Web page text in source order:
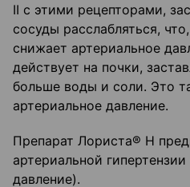
II с этими рецепторами,
сосуды расслабляться,
снижает артериальное
действует на почки,
больше воды и соли. Это
артериальное давление.
Препарат Лориста® Н
артериальной
давление).